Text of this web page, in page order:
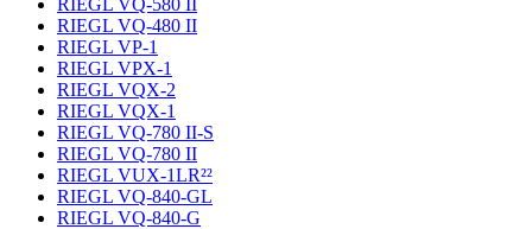
RIEGL VQ-480 II
RIEGL VP-1
RIEGL VPX-1
RIEGL VQX-2
RIEGL VQX-1
RIEGL VQ-780 II-S
RIEGL VQ-780 II
RIEGL VUX-1LR²²
RIEGL VQ-840-GL
RIEGL VQ-840-G